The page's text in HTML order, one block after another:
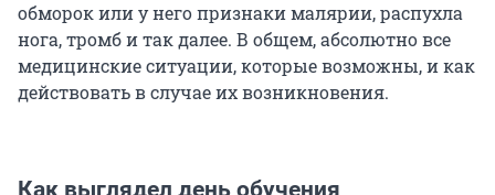
обморок или у него признаки малярии, распухла
нога, тромб и так далее. В общем, абсолютно все
медицинские ситуации, которые возможны, и как
действовать в случае их возникновения.
Как выглядел день обучения